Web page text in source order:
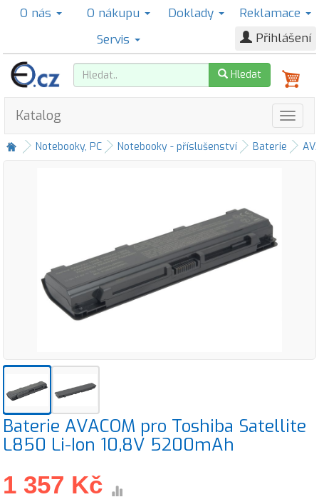
O nás O nákupu Doklady
Reklamace
Servis
Přihlášení
Hledat
Katalog
Notebooky, PC Notebooky - příslušenství Baterie
Baterie AVACOM pro Toshiba Satellite
L850 Li-Ion 10,8V 5200mAh
1 357 Kč